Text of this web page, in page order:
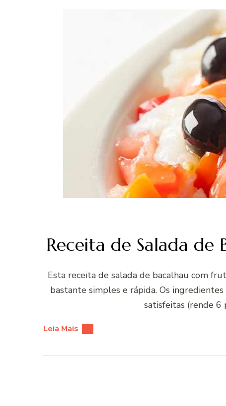
Receita de Salada de
Esta receita de salada de bacalhau com
bastante simples e rápida. Os
satisfeitas (rende 6
Leia Mais